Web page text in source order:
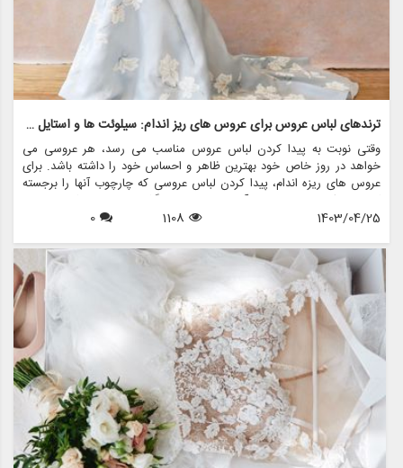
ترندهای لباس عروس برای عروس های ریز اندام: سیلوئت ها و استایل های جذاب
وقتی نوبت به پیدا کردن لباس عروس مناسب می رسد، هر عروسی می
خواهد در روز خاص خود بهترین ظاهر و احساس خود را داشته باشد. برای
عروس های ریزه اندام، پیدا کردن لباس عروسی که چارچوب آنها را برجسته
کند و سبک منحصر به فرد آنها را به نمایش بگذارد، می تواند کمی چالش
برانگیز باشد. با این حال، با دانش و راهنمایی صحیح، عروس های ریزه اندام
خود احساس یک شاهزاده خانم را به آنها بدهد.
1403/04/25
1108
0